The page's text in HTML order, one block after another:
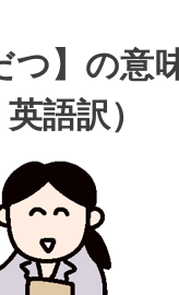
つ】の意
語訳）